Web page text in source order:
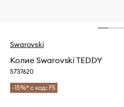
Swarovski
Колие Swarovski TEDDY
5737620
-15%* с код: FS